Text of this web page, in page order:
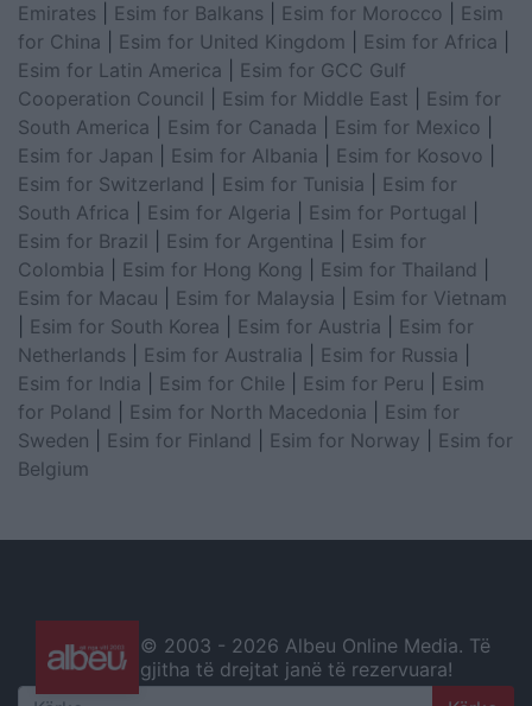
Emirates
Esim for Balkans Esim for Morocco
Esim
for China
Esim for United Kingdom Esim for Africa
Esim for Latin America
Esim for GCC Gulf
Cooperation Council
Esim for Middle East
Esim for
South America
Esim for Canada Esim for Mexico
Esim for Japan
Esim for Albania Esim for Kosovo
Esim for Switzerland
Esim for Tunisia
Esim for
South Africa
Esim for Algeria Esim for Portugal
Esim for Brazil
Esim for Argentina
Esim for
Colombia
Esim for Hong Kong Esim for Thailand
Esim for Macau
Esim for Malaysia
Esim for Vietnam
Esim for South Korea Esim for Austria
Esim for
Netherlands
Esim for Australia Esim for Russia
Esim for India
Esim for Chile Esim for Peru
Esim
for Poland
Esim for North Macedonia
Esim for
Sweden
Esim for Finland Esim for Norway
Esim for
Belgium
© 2003 - 2026 Albeu Online Media. Të
gjitha të drejtat janë të rezervuara!